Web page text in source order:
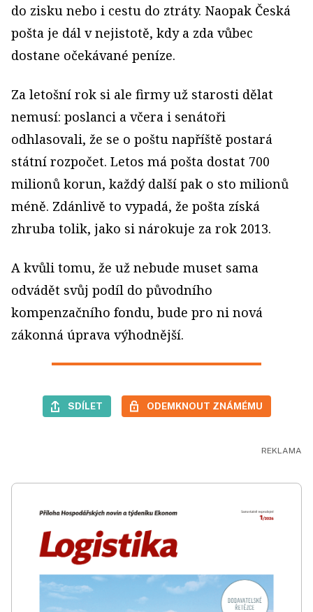
do zisku nebo i cestu do ztráty. Naopak Česká
pošta je dál v nejistotě, kdy a zda vůbec
dostane očekávané peníze.
Za letošní rok si ale firmy už starosti dělat
nemusí: poslanci a včera i senátoři
odhlasovali, že se o poštu napříště postará
státní rozpočet. Letos má pošta dostat 700
milionů korun, každý další pak o sto milionů
méně. Zdánlivě to vypadá, že pošta získá
zhruba tolik, jako si nárokuje za rok 2013.
A kvůli tomu, že už nebude muset sama
odvádět svůj podíl do původního
kompenzačního fondu, bude pro ni nová
zákonná úprava výhodnější.
SDÍLET ODEMKNOUT ZNÁMÉMU